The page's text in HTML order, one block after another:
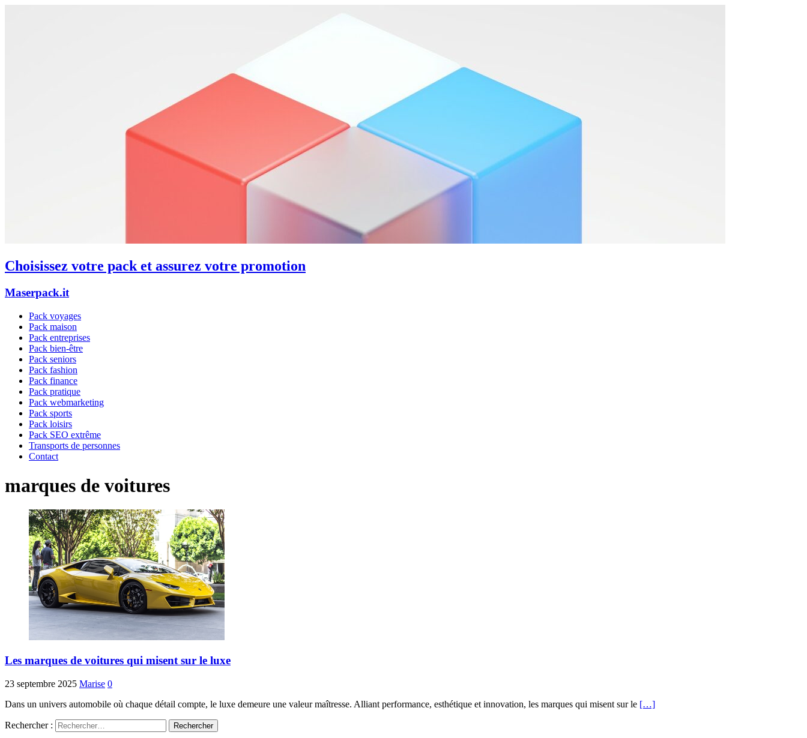
Choisissez votre pack et assurez votre promotion
Maserpack.it
Pack voyages
Pack maison
Pack entreprises
Pack bien-être
Pack seniors
Pack fashion
Pack finance
Pack pratique
Pack webmarketing
Pack sports
Pack loisirs
Pack SEO extrême
Transports de personnes
Contact
marques de voitures
Les marques de voitures qui misent sur le luxe
23 septembre 2025 Marise 0
Dans un univers automobile où chaque détail compte, le luxe demeure une valeur maîtresse. Alliant performance, esthétique et innovation, les marques qui misent sur le […]
Rechercher :